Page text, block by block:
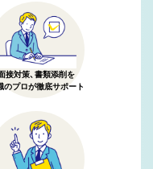
接対策、書類添削を
のプロが徹底サポート